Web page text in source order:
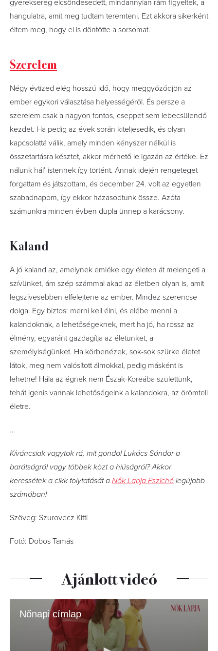
gyereksereg elcsöndesedett, mindannyian rám figyeltek, a
hangulatra, amit meg tudtam teremteni. Ezt akkora sikerként
éltem meg, hogy el is döntötte a sorsomat.
Szerelem
Négy évtized elég hosszú idő, hogy meggyőződjön az
ember egykori választása helyességéről. És persze a
szerelem csak a nagyon fontos, cseppet sem lebecsülendő
kezdet. Ha pedig az évek során kiteljesedik, és olyan
kapcsolattá válik, amely minden kényszer nélkül is
összetartásra késztet, akkor mérhető le igazán az értéke. Ez
nálunk hál’ istennek így történt. Annak idején rengeteget
forgattam és játszottam, és december 24. volt az egyetlen
szabadnapom, így ekkor házasodtunk össze. Azóta
számunkra minden évben dupla ünnep a karácsony.
Kaland
A jó kaland az, amelynek emléke egy életen át melengeti a
szívünket, ám szép számmal akad az életben olyan is, amit
legszívesebben elfelejtene az ember. Mindez szerencse
dolga. Egy biztos: merni kell élni, és elébe menni a
kalandoknak, a lehetőségeknek, mert ha jó, ha rossz az
élmény, egyaránt gazdagítja az életünket, a
személyiségünket. Ha körbenézek, sok-sok szürke életet
látok, meg nem valósított álmokkal, pedig másként is
lehetne! Hála az égnek nem Észak-Koreába születtünk,
tehát igenis vannak lehetőségeink a kalandokra, az örömteli
életre.
…
Kíváncsiak vagytok rá, mit gondol Lukács Sándor a
barátságról vagy többek közt a hiúságról? Akkor
keressétek a cikk folytatását a Nők Lapja Psziché legújabb
számában!
Szöveg: Szurovecz Kitti
Fotó: Dobos Tamás
Ajánlott videó
Nőnapi címlap